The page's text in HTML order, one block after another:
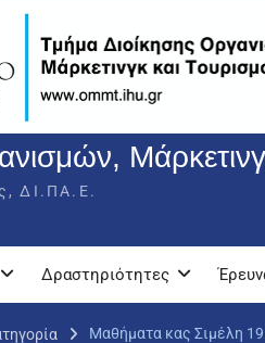
ΔΙ.ΠΑ.Ε.
Δραστηριότητες
Μαθήματα κας Σιμέλη